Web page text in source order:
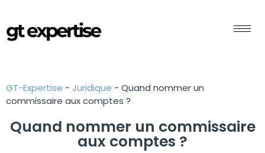
GT-Expertise - Juridique - Quand nommer un
commissaire aux comptes ?
Quand nommer un commissaire
aux comptes ?